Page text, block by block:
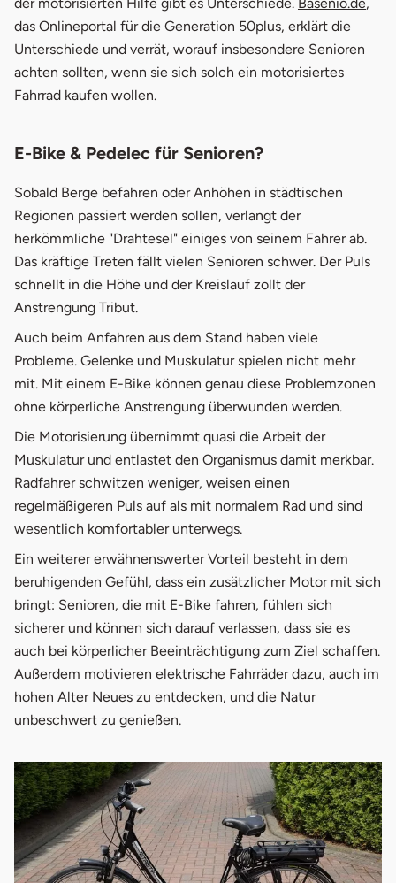
2.1 E-Bike
2.2 Pedelec
2.3 S-Pedelec
3.
Fahrrad Versicherung
5. Testsieger Pedelec
6. Pedelec für Senioren - Empfehlung
das Onlineportal für die Generation 50plus, erklärt die
Unterschiede und verrät, worauf insbesondere Senioren
achten sollten, wenn sie sich solch ein motorisiertes
Fahrrad kaufen wollen.
E-Bike & Pedelec für Senioren?
Sobald Berge befahren oder Anhöhen in städtischen
Regionen passiert werden sollen, verlangt der
herkömmliche "Drahtesel" einiges von seinem Fahrer ab.
Das kräftige Treten fällt vielen Senioren schwer. Der Puls
schnellt in die Höhe und der Kreislauf zollt der
Anstrengung Tribut.
Auch beim Anfahren aus dem Stand haben viele
Probleme. Gelenke und Muskulatur spielen nicht mehr
mit. Mit einem E-Bike können genau diese Problemzonen
ohne körperliche Anstrengung überwunden werden.
Die Motorisierung übernimmt quasi die Arbeit der
Muskulatur und entlastet den Organismus damit merkbar.
Radfahrer schwitzen weniger, weisen einen
regelmäßigeren Puls auf als mit normalem Rad und sind
wesentlich komfortabler unterwegs.
Ein weiterer erwähnenswerter Vorteil besteht in dem
beruhigenden Gefühl, dass ein zusätzlicher Motor mit sich
bringt: Senioren, die mit E-Bike fahren, fühlen sich
sicherer und können sich darauf verlassen, dass sie es
auch bei körperlicher Beeinträchtigung zum Ziel schaffen.
Außerdem motivieren elektrische Fahrräder dazu, auch im
hohen Alter Neues zu entdecken, und die Natur
unbeschwert zu genießen.